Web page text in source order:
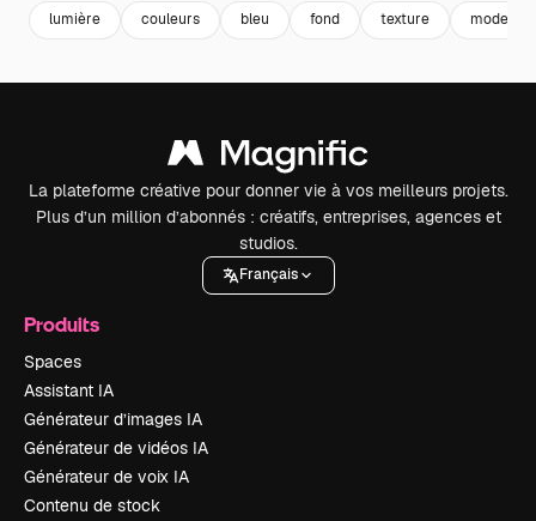
lumière couleurs bleu fond texture moderne
La plateforme créative pour donner vie à vos meilleurs projets.
Plus d’un million d’abonnés : créatifs, entreprises, agences et
studios.
Français
Produits
Spaces
Assistant IA
Générateur d’images IA
Générateur de vidéos IA
Générateur de voix IA
Contenu de stock